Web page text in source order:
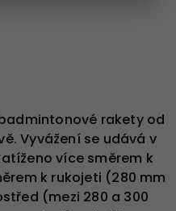
rakety od
Vyvážení se udává v
více směrem k
k rukojeti (280 mm
(mezi 280 a 300